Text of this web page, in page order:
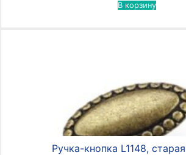
В корзину
Ручка-кнопка L1148,